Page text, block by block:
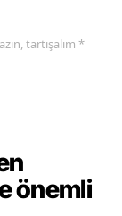
tartışalım *
önemli